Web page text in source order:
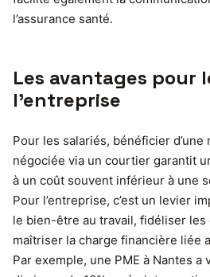
l’assurance santé.
Les avantages pour
l’entreprise
Pour les salariés, bénéficier
négociée via un courtier garantit
à un coût souvent inférieur à une
Pour l’entreprise, c’est un levier
le bien-être au travail, fidéliser
maîtriser la charge financière liée
Par exemple, une PME à Nantes a